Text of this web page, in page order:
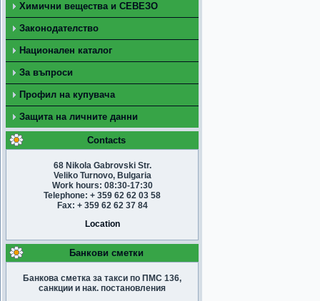
Химични вещества и СЕВЕЗО
Законодателство
Национален каталог
За въпроси
Профил на купувача
Защита на личните данни
Contacts
68 Nikola Gabrovski Str.
Veliko Turnovo, Bulgaria
Work hours: 08:30-17:30
Telephone: + 359 62 62 03 58
Fax: + 359 62 62 37 84
Location
Банкови сметки
Банкова сметка за такси по ПМС 136,
санкции и нак. постановления